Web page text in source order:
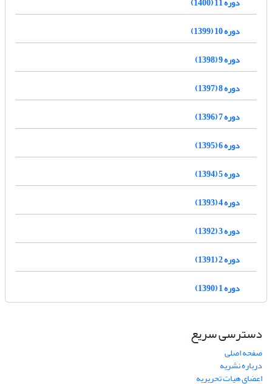
دوره 10 (1399)
دوره 9 (1398)
دوره 8 (1397)
دوره 7 (1396)
دوره 6 (1395)
دوره 5 (1394)
دوره 4 (1393)
دوره 3 (1392)
دوره 2 (1391)
دوره 1 (1390)
دسترسی سریع
صفحه اصلی
درباره نشریه
اعضای هیات تحریریه